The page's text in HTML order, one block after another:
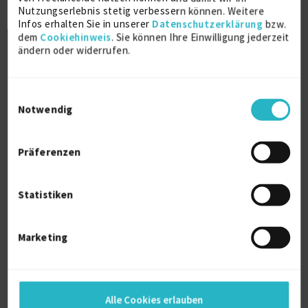
Nutzungserlebnis stetig verbessern können. Weitere
Infos erhalten Sie in unserer Datenschutzerklärung bzw.
dem Cookiehinweis. Sie können Ihre Einwilligung jederzeit
ändern oder widerrufen.
Notwendig
Präferenzen
Statistiken
Marketing
Alle Cookies erlauben
Administration (EMBA)
Master of Business Administration (MBA)
Universität St. Gallen (HSG)
2022
M. Sc. Management und IT
2017
Staatlich geprüfter Techniker für Informatik
Leipzig